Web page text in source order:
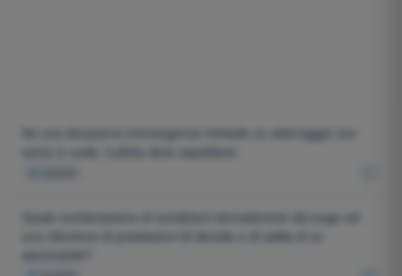
Se una situazione d'emergenza richiede un atterraggio con
vento in coda, il pilota deve aspettarsi:
Quale combinazione di condizioni atmosferiche dà luogo ad
una riduzione di prestazioni di decollo e di salita di un
aeromobile?